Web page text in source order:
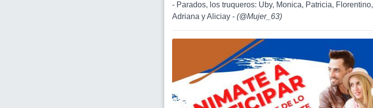
- Parados, los truqueros: Uby, Monica, Patricia, Florentino,
Adriana y Aliciay - (@Mujer_63)